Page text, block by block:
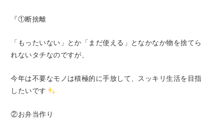
『①断捨離
「もったいない」とか「まだ使える」となかなか物を捨てら
れないタチなのですが、
今年は不要なモノは積極的に手放して、スッキリ生活を目指
したいです
②お弁当作り